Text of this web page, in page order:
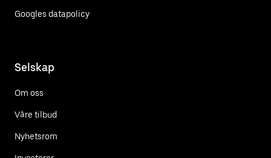
Googles datapolicy
Selskap
Om oss
Våre tilbud
Nyhetsrom